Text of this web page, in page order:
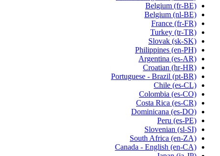
Belgium (fr-BE)
Belgium (nl-BE)
France (fr-FR)
Turkey (tr-TR)
Slovak (sk-SK)
Philippines (en-PH)
Argentina (es-AR)
Croatian (hr-HR)
Portuguese - Brazil (pt-BR)
Chile (es-CL)
Colombia (es-CO)
Costa Rica (es-CR)
Dominicana (es-DO)
Peru (es-PE)
Slovenian (sl-SI)
South Africa (en-ZA)
Canada - English (en-CA)